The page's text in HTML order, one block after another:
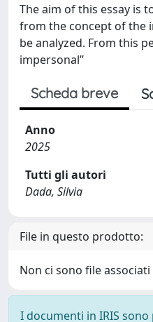
The aim of this essay is
from the concept of the
be analyzed. From this
impersonal”
Scheda breve
Anno
2025
Tutti gli autori
Dada, Silvia
File in questo prodotto:
Non ci sono file
I documenti in IRIS